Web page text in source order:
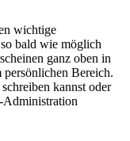
wichtige
bald wie möglich
ganz oben in
Bereich.
kannst oder
Administration